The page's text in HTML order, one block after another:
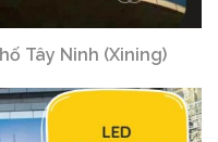
Tây Ninh (Xining)